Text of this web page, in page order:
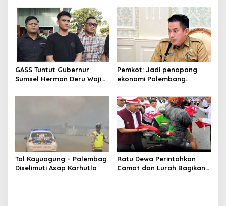
proyek PSEL
GASS Tuntut Gubernur
Sumsel Herman Deru Wajib
Pemkot: Jadi penopang
ekonomi Palembang
Tol Kayuagung – Palembag
Diselimuti Asap Karhutla
Ratu Dewa Perintahkan
Camat dan Lurah Bagikan